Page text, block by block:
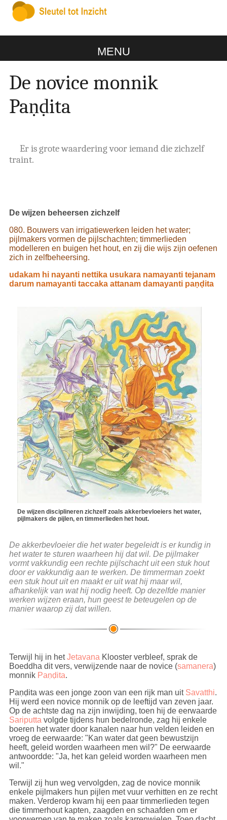
MENU
De novice monnik
Paṇḍita
Er is grote waardering voor iemand die zichzelf
traint.
De wijzen beheersen zichzelf
080. Bouwers van irrigatiewerken leiden het water;
pijlmakers vormen de pijlschachten; timmerlieden
modelleren en buigen het hout, en zij die wijs zijn oefenen
zich in zelfbeheersing.
udakam hi nayanti nettika usukara namayanti tejanam
darum namayanti taccaka attanam damayanti paṇḍita
De wijzen disciplineren zichzelf zoals akkerbevloeiers het water,
pijlmakers de pijlen, en timmerlieden het hout.
De akkerbevloeier die het water begeleidt is er kundig in
het water te sturen waarheen hij dat wil. De pijlmaker
vormt vakkundig een rechte pijlschacht uit een stuk hout
door er vakkundig aan te werken. De timmerman zoekt
een stuk hout uit en maakt er uit wat hij maar wil,
afhankelijk van wat hij nodig heeft. Op dezelfde manier
werken wijzen eraan, hun geest te beteugelen op de
manier waarop zij dat willen.
Terwijl hij in hetJetavana Klooster verbleef, sprak de
Boeddha dit vers, verwijzende naar de novice (samanera)
monnik Paṇḍita.
Paṇḍita was een jonge zoon van een rijk man uit Savatthi.
Hij werd een novice monnik op de leeftijd van zeven jaar.
Op de achtste dag na zijn inwijding, toen hij de eerwaarde
Sariputta volgde tijdens hun bedelronde, zag hij enkele
boeren het water door kanalen naar hun velden leiden en
vroeg de eerwaarde: "Kan water dat geen bewustzijn
heeft, geleid worden waarheen men wil?" De eerwaarde
antwoordde: "Ja, het kan geleid worden waarheen men
wil."
Terwijl zij hun weg vervolgden, zag de novice monnik
enkele pijlmakers hun pijlen met vuur verhitten en ze recht
maken. Verderop kwam hij een paar timmerlieden tegen
die timmerhout kapten, zaagden en schaafden om er